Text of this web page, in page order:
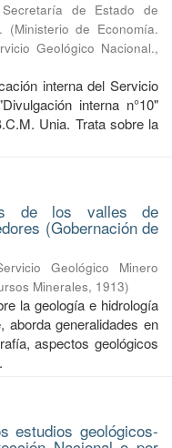
de Estado de
(Ministerio de Economía.
Geológico Nacional.,
interna del Servicio
interna n°10"
Unia. Trata sobre la
de los valles de
(Gobernación de
Geológico Minero
Minerales, 1913)
la geología e hidrología
generalidades en
aspectos geológicos
estudios geológicos-